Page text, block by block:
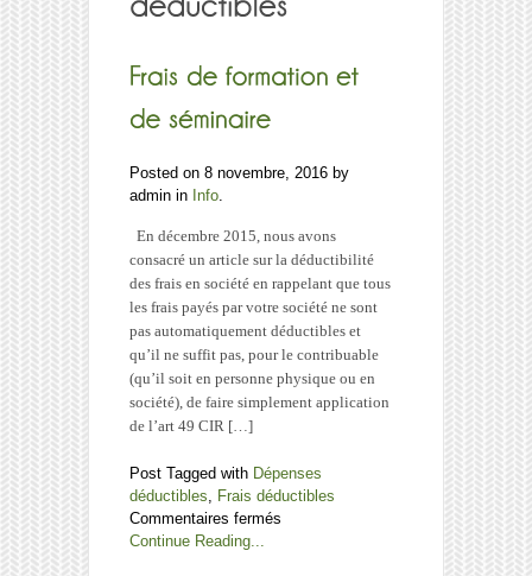
Posted on 8 novembre, 2016 by
admin in Info.
En décembre 2015, nous avons
consacré un article sur la déductibilité
des frais en société en rappelant que tous
les frais payés par votre société ne sont
pas automatiquement déductibles et
qu’il ne suffit pas, pour le contribuable
(qu’il soit en personne physique ou en
société), de faire simplement application
de l’art 49 CIR […]
Post Tagged with Dépenses
déductibles, Frais déductibles
Commentaires fermés
Continue Reading...